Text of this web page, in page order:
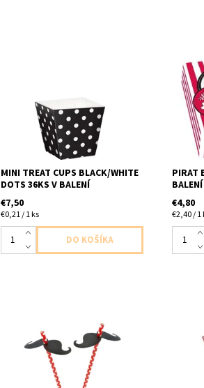
bielymi bodkami 36 ks v balení
rozmery : 3,1cm x 3,1cm x 4,4cm
MINI TREAT CUPS BLACK/WHITE
DOTS 36KS V BALENÍ
€7,50
€0,21 / 1 ks
PIRAT
BALENÍ
€4,80
€2,40 / 1
30ks papierove slamky
10ks